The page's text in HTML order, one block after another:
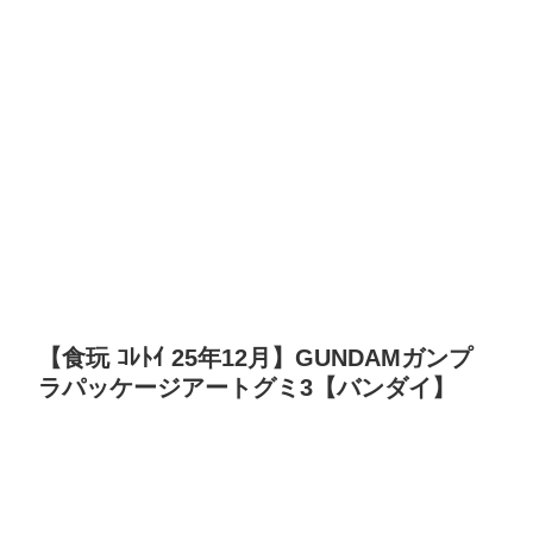
【食玩 ｺﾚﾄｲ 25年12月】GUNDAMガンプ
ラパッケージアートグミ3【バンダイ】